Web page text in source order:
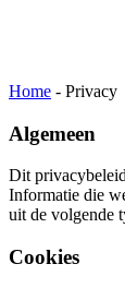
Home - Privacy
Algemeen
Dit
Informatie die
uit de volgende
Cookies